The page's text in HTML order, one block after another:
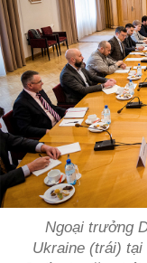
Ngoại trưởng
Ukraine (trái) tại